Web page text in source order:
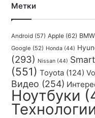
Метки
Android (57) Apple (62) BMW
Google (52) Honda (44)
(293) Nissan (44) Smart
(551) Toyota (124)
Видео (254)
Ноутбуки